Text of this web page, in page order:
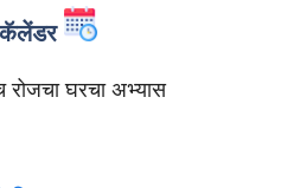
कॅलेंडर
रोजचा घरचा अभ्यास